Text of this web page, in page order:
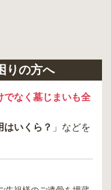
りの方へ
でなく墓じまいも全
はいくら？ 」などを